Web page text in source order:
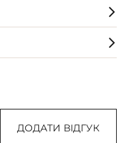
ДОДАТИ ВІДГУК